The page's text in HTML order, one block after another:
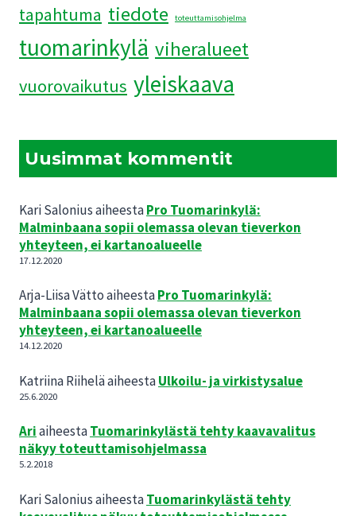
tapahtuma tiedote toteuttamisohjelma
tuomarinkylä viheralueet
vuorovaikutus yleiskaava
Uusimmat kommentit
Kari SaloniusaiheestaPro Tuomarinkylä:
Malminbaana sopii olemassa olevan tieverkon
yhteyteen, ei kartanoalueelle
17.12.2020
Arja-Liisa VättoaiheestaPro Tuomarinkylä:
Malminbaana sopii olemassa olevan tieverkon
yhteyteen, ei kartanoalueelle
14.12.2020
Katriina RiiheläaiheestaUlkoilu- ja virkistysalue
25.6.2020
AriaiheestaTuomarinkylästä tehty kaavavalitus
näkyy toteuttamisohjelmassa
5.2.2018
Kari SaloniusaiheestaTuomarinkylästä tehty